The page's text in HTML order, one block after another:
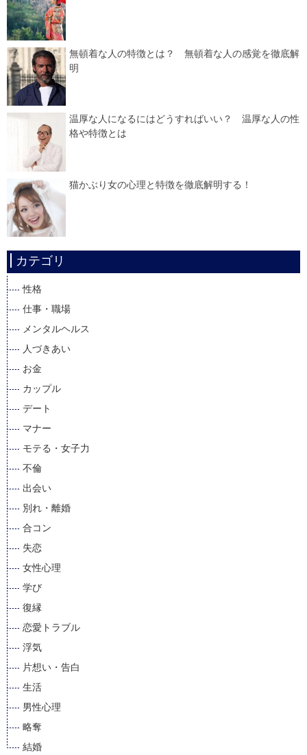
無頓着な人の特徴とは？ 無頓着な人の感覚を徹底解
明
温厚な人になるにはどうすればいい？ 温厚な人の性
格や特徴とは
猫かぶり女の心理と特徴を徹底解明する！
カテゴリ
性格
仕事・職場
メンタルヘルス
人づきあい
お金
カップル
デート
マナー
モテる・女子力
不倫
出会い
別れ・離婚
合コン
失恋
女性心理
学び
復縁
恋愛トラブル
浮気
片想い・告白
生活
男性心理
略奪
結婚